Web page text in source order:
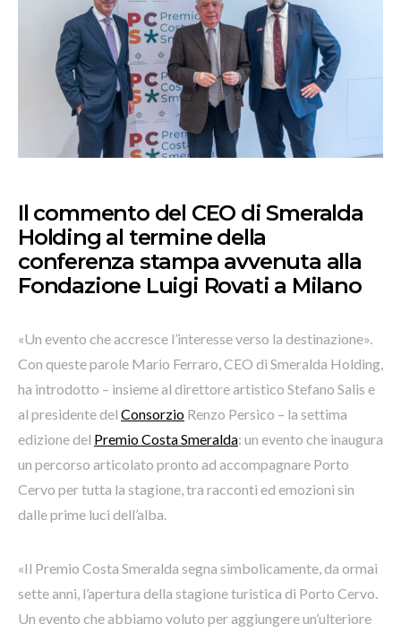
Il commento del CEO di Smeralda
Holding al termine della
conferenza stampa avvenuta alla
Fondazione Luigi Rovati a Milano
«Un evento che accresce l’interesse verso la destinazione».
Con queste parole Mario Ferraro, CEO di Smeralda Holding,
ha introdotto – insieme al direttore artistico Stefano Salis e
al presidente del Consorzio Renzo Persico – la settima
edizione del Premio Costa Smeralda: un evento che inaugura
un percorso articolato pronto ad accompagnare Porto
Cervo per tutta la stagione, tra racconti ed emozioni sin
dalle prime luci dell’alba.
«Il Premio Costa Smeralda segna simbolicamente, da ormai
sette anni, l’apertura della stagione turistica di Porto Cervo.
Un evento che abbiamo voluto per aggiungere un’ulteriore